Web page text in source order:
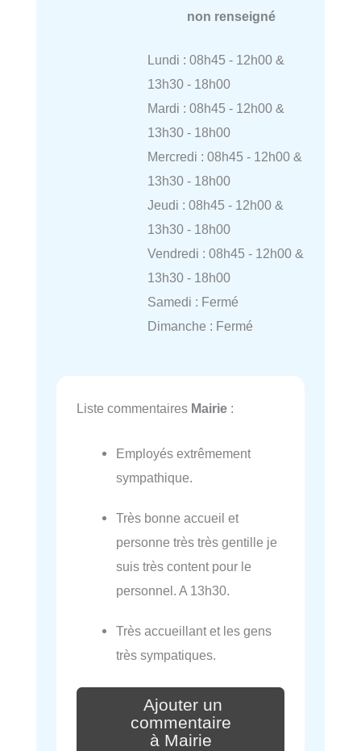
non renseigné
Lundi : 08h45 - 12h00 &
13h30 - 18h00
Mardi : 08h45 - 12h00 &
13h30 - 18h00
Mercredi : 08h45 - 12h00 &
13h30 - 18h00
Jeudi : 08h45 - 12h00 &
13h30 - 18h00
Vendredi : 08h45 - 12h00 &
13h30 - 18h00
Samedi : Fermé
Dimanche : Fermé
Liste commentaires Mairie :
Employés extrêmement
sympathique.
Très bonne accueil et
personne très très gentille je
suis très content pour le
personnel. A 13h30.
Très accueillant et les gens
très sympatiques.
Ajouter un
commentaire
à Mairie